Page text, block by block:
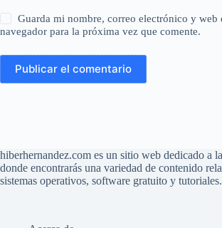
Guarda mi nombre, correo electrónico y web
navegador para la próxima vez que comente.
Publicar el comentario
hiberhernandez.com es un sitio web dedicado a
donde encontrarás una variedad de contenido
sistemas operativos, software gratuito y tutoriales.